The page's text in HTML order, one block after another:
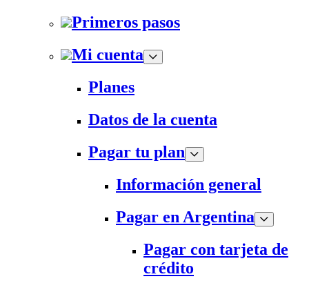
Primeros pasos
Mi cuenta
Planes
Datos de la cuenta
Pagar tu plan
Información general
Pagar en Argentina
Pagar con tarjeta de
crédito